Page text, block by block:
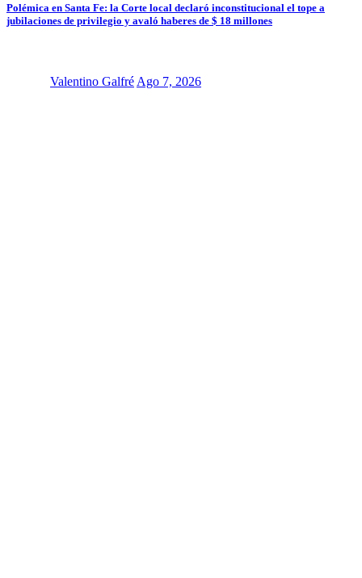
Polémica en Santa Fe: la Corte local declaró inconstitucional el tope a
jubilaciones de privilegio y avaló haberes de $ 18 millones
Valentino Galfré Ago 7, 2026